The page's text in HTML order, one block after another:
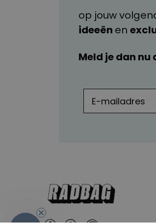
op jouw
ideeën en
Meld je dan nu